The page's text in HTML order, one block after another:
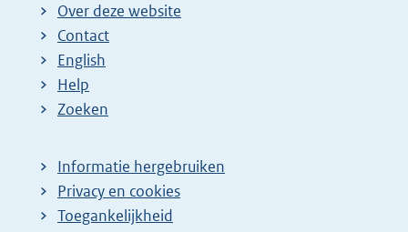
Over deze website
Contact
English
Help
Zoeken
Informatie hergebruiken
Privacy en cookies
Toegankelijkheid